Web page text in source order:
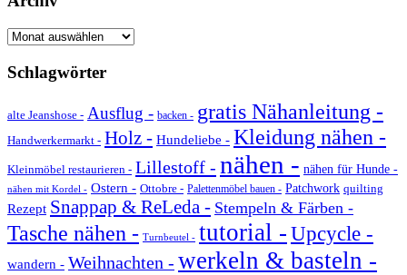
Archiv
Schlagwörter
alte Jeanshose - Ausflug - backen - gratis Nähanleitung -
Handwerkermarkt - Holz - Hundeliebe - Kleidung nähen -
Kleinmöbel restaurieren - Lillestoff - nähen - nähen für Hunde -
nähen mit Kordel - Ostern - Ottobre - Palettenmöbel bauen - Patchwork quilting
Rezept Snappap & ReLeda - Stempeln & Färben -
Tasche nähen - Turnbeutel - tutorial -Upcycle -
wandern - Weihnachten - werkeln & basteln -